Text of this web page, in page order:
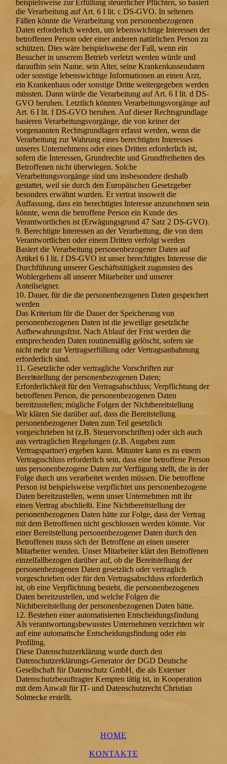
beispielsweise zur Erfüllung steuerlicher Pflichten, so basiert
die Verarbeitung auf Art. 6 I lit. c DS-GVO. In seltenen
Fällen könnte die Verarbeitung von personenbezogenen
Daten erforderlich werden, um lebenswichtige Interessen der
betroffenen Person oder einer anderen natürlichen Person zu
schützen. Dies wäre beispielsweise der Fall, wenn ein
Besucher in unserem Betrieb verletzt werden würde und
daraufhin sein Name, sein Alter, seine Krankenkassendaten
oder sonstige lebenswichtige Informationen an einen Arzt,
ein Krankenhaus oder sonstige Dritte weitergegeben werden
müssten. Dann würde die Verarbeitung auf Art. 6 I lit. d DS-
GVO beruhen. Letztlich könnten Verarbeitungsvorgänge auf
Art. 6 I lit. f DS-GVO beruhen. Auf dieser Rechtsgrundlage
basieren Verarbeitungsvorgänge, die von keiner der
vorgenannten Rechtsgrundlagen erfasst werden, wenn die
Verarbeitung zur Wahrung eines berechtigten Interesses
unseres Unternehmens oder eines Dritten erforderlich ist,
sofern die Interessen, Grundrechte und Grundfreiheiten des
Betroffenen nicht überwiegen. Solche
Verarbeitungsvorgänge sind uns insbesondere deshalb
gestattet, weil sie durch den Europäischen Gesetzgeber
besonders erwähnt wurden. Er vertrat insoweit die
Auffassung, dass ein berechtigtes Interesse anzunehmen sein
könnte, wenn die betroffene Person ein Kunde des
Verantwortlichen ist (Erwägungsgrund 47 Satz 2 DS-GVO).
9. Berechtigte Interessen an der Verarbeitung, die von dem
Verantwortlichen oder einem Dritten verfolgt werden
Basiert die Verarbeitung personenbezogener Daten auf
Artikel 6 I lit. f DS-GVO ist unser berechtigtes Interesse die
Durchführung unserer Geschäftstätigkeit zugunsten des
Wohlergehens all unserer Mitarbeiter und unserer
Anteilseigner.
10. Dauer, für die die personenbezogenen Daten gespeichert
werden
Das Kriterium für die Dauer der Speicherung von
personenbezogenen Daten ist die jeweilige gesetzliche
Aufbewahrungsfrist. Nach Ablauf der Frist werden die
entsprechenden Daten routinemäßig gelöscht, sofern sie
nicht mehr zur Vertragserfüllung oder Vertragsanbahnung
erforderlich sind.
11. Gesetzliche oder vertragliche Vorschriften zur
Bereitstellung der personenbezogenen Daten;
Erforderlichkeit für den Vertragsabschluss; Verpflichtung der
betroffenen Person, die personenbezogenen Daten
bereitzustellen; mögliche Folgen der Nichtbereitstellung
Wir klären Sie darüber auf, dass die Bereitstellung
personenbezogener Daten zum Teil gesetzlich
vorgeschrieben ist (z.B. Steuervorschriften) oder sich auch
aus vertraglichen Regelungen (z.B. Angaben zum
Vertragspartner) ergeben kann. Mitunter kann es zu einem
Vertragsschluss erforderlich sein, dass eine betroffene Person
uns personenbezogene Daten zur Verfügung stellt, die in der
Folge durch uns verarbeitet werden müssen. Die betroffene
Person ist beispielsweise verpflichtet uns personenbezogene
Daten bereitzustellen, wenn unser Unternehmen mit ihr
einen Vertrag abschließt. Eine Nichtbereitstellung der
personenbezogenen Daten hätte zur Folge, dass der Vertrag
mit dem Betroffenen nicht geschlossen werden könnte. Vor
einer Bereitstellung personenbezogener Daten durch den
Betroffenen muss sich der Betroffene an einen unserer
Mitarbeiter wenden. Unser Mitarbeiter klärt den Betroffenen
einzelfallbezogen darüber auf, ob die Bereitstellung der
personenbezogenen Daten gesetzlich oder vertraglich
vorgeschrieben oder für den Vertragsabschluss erforderlich
ist, ob eine Verpflichtung besteht, die personenbezogenen
Daten bereitzustellen, und welche Folgen die
Nichtbereitstellung der personenbezogenen Daten hätte.
12. Bestehen einer automatisierten Entscheidungsfindung
Als verantwortungsbewusstes Unternehmen verzichten wir
auf eine automatische Entscheidungsfindung oder ein
Profiling.
Diese Datenschutzerklärung wurde durch den
Datenschutzerklärungs-Generator der DGD Deutsche
Gesellschaft für Datenschutz GmbH, die als Externer
Datenschutzbeauftragter Kempten tätig ist, in Kooperation
mit dem Anwalt für IT- und Datenschutzrecht Christian
Solmecke erstellt.
HOME
KONTAKTE